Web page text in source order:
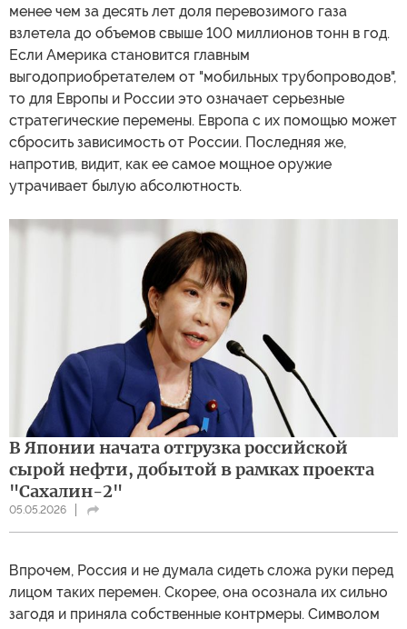
менее чем за десять лет доля перевозимого газа
взлетела до объемов свыше 100 миллионов тонн в год.
Если Америка становится главным
выгодоприобретателем от "мобильных трубопроводов",
то для Европы и России это означает серьезные
стратегические перемены. Европа с их помощью может
сбросить зависимость от России. Последняя же,
напротив, видит, как ее самое мощное оружие
утрачивает былую абсолютность.
В Японии начата отгрузка российской
сырой нефти, добытой в рамках проекта
"Сахалин-2"
05.05.2026
Впрочем, Россия и не думала сидеть сложа руки перед
лицом таких перемен. Скорее, она осознала их сильно
загодя и приняла собственные контрмеры. Символом